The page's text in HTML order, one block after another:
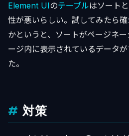
Element UIのテーブルはソート
性が悪いらしい。試してみたら
かというと、ソートがページネ
ージ内に表示されているデータ
た。
対策